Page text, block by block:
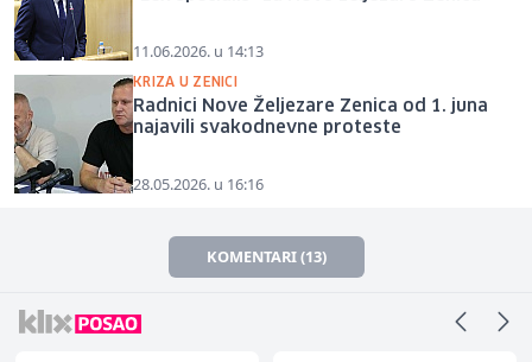
11.06.2026. u 14:13
KRIZA U ZENICI
Radnici Nove Željezare Zenica od 1. juna
najavili svakodnevne proteste
28.05.2026. u 16:16
KOMENTARI (13)